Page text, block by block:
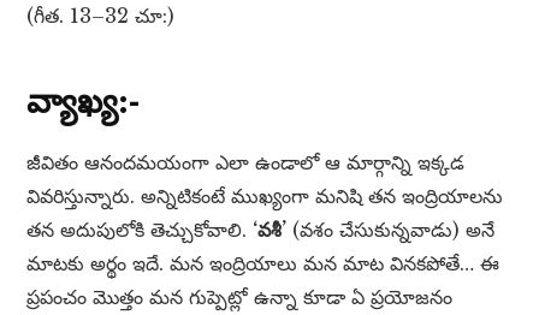
(గీత. 13–32 చూ:)
వ్యాఖ్య:-
జీవితం ఆనందమయంగా ఎలా ఉండాలో ఆ మార్గాన్ని ఇక్కడ
వివరిస్తున్నారు. అన్నిటికంటే ముఖ్యంగా మనిషి తన ఇంద్రియాలను
తన అదుపులోకి తెచ్చుకోవాలి. ‘వశీ’ (వశం చేసుకున్నవాడు) అనే
మాటకు అర్థం ఇదే. మన ఇంద్రియాలు మన మాట వినకపోతే… ఈ
ప్రపంచం మొత్తం మన గుప్పెట్లో ఉన్నా కూడా ఏ ప్రయోజనం